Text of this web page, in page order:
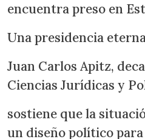
encuentra preso en
Una presidencia
Juan Carlos Apitz,
Ciencias Jurídicas y
sostiene que la
un diseño político